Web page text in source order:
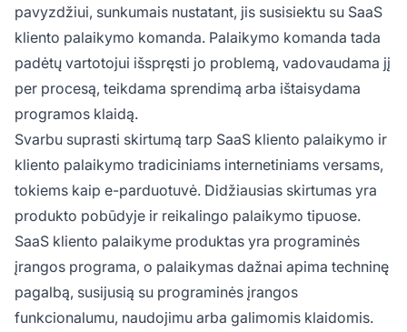
pavyzdžiui, sunkumais nustatant, jis susisiektu su SaaS
kliento palaikymo komanda. Palaikymo komanda tada
padėtų vartotojui išspręsti jo problemą, vadovaudama jį
per procesą, teikdama sprendimą arba ištaisydama
programos klaidą.
Svarbu suprasti skirtumą tarp SaaS kliento palaikymo ir
kliento palaikymo tradiciniams internetiniams versams,
tokiems kaip e-parduotuvė. Didžiausias skirtumas yra
produkto pobūdyje ir reikalingo palaikymo tipuose.
SaaS kliento palaikyme produktas yra programinės
įrangos programa, o palaikymas dažnai apima techninę
pagalbą, susijusią su programinės įrangos
funkcionalumu, naudojimu arba galimomis klaidomis.